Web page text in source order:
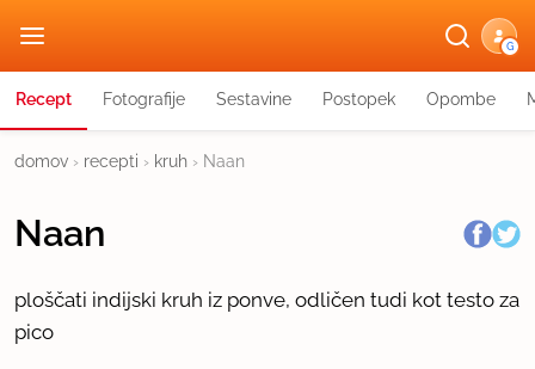
G
Recept Fotografije Sestavine Postopek Opombe
domov › recepti › kruh › Naan
Naan
ploščati indijski kruh iz ponve, odličen tudi kot testo za
pico